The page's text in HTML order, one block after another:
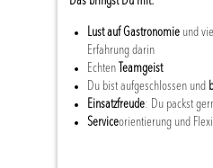
Lust auf Gastronomie und
Erfahrung darin
Echten Teamgeist
Du bist aufgeschlossen und
Einsatzfreude: Du packst
Serviceorientierung und